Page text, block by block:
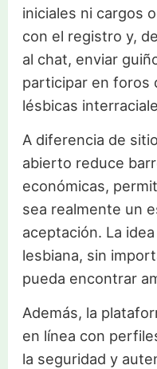
iniciales ni cargos
con el registro y,
al chat, enviar
participar en foros
lésbicas
A diferencia de
abierto reduce
económicas,
sea realmente un
aceptación. La
lesbiana, sin
pueda encontrar
Además, la
en línea con
la seguridad y